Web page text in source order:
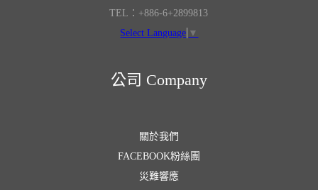
TEL：+886-6+2899813
Select Language ▼
公司 Company
關於我們
FACEBOOK粉絲團
災難響應